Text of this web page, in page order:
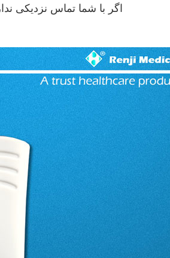
اگر با شما تماس نزدیکی